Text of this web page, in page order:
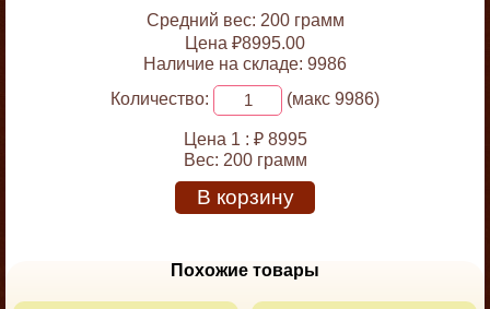
Средний вес: 200 грамм
Цена ₽8995.00
Наличие на складе: 9986
Количество:
(макс 9986)
Цена 1 : ₽ 8995
Вес: 200 грамм
В корзину
Похожие товары